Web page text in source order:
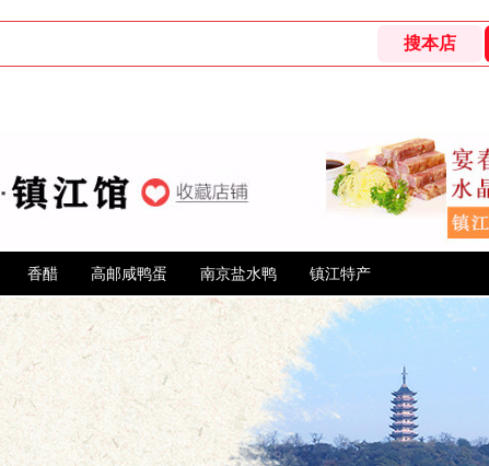
香醋 高邮咸鸭蛋 南京盐水鸭 镇江特产